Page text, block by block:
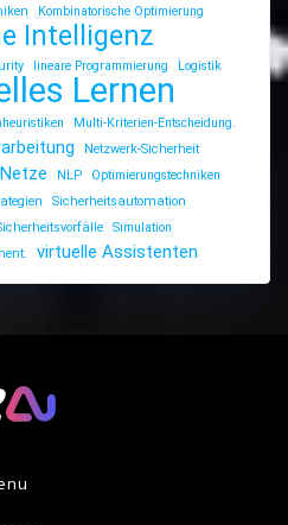
Kombinatorische Optimierung
Intelligenz
lineare Programmierung Logistik
Lernen
Multi-Kriterien-Entscheidung.
Netzwerk-Sicherheit
NLP
Optimierungstechniken
Sicherheitsautomation
Simulation
virtuelle Assistenten